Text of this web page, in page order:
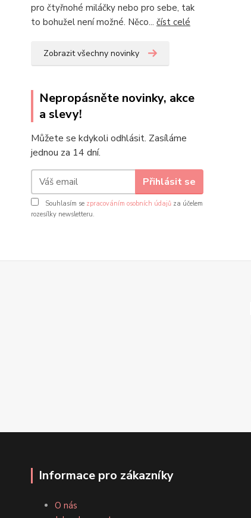
pro čtyřnohé miláčky nebo pro sebe, tak
to bohužel není možné. Něco... číst celé
Zobrazit všechny novinky
Nepropásněte novinky, akce
a slevy!
Můžete se kdykoli odhlásit. Zasíláme
jednou za 14 dní.
Přihlásit se
Souhlasím se zpracováním osobních údajů za účelem
rozesílky newsletteru.
Informace pro zákazníky
O nás